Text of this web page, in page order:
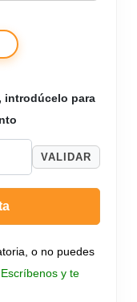
introdúcelo para
VALIDAR
o no puedes
Escríbenos y te